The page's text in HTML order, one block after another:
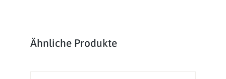
Produktgalerie überspringen
Ähnliche Produkte